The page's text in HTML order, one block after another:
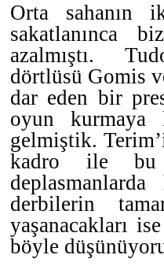
Orta sahanın
sakatlanınca
azalmıştı.
dörtlüsü Gomis
dar eden bir
oyun
gelmiştik.
kadro ile bu
derbilerin
yaşanacakları
böyle